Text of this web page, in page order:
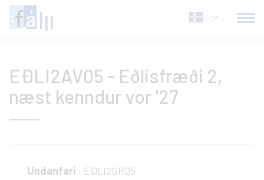
Fara
í
Íslenska
EÐLI2AV05 - Eðlisfræði 2,
næst kenndur vor '27
Undanfari : EÐLI2GR05